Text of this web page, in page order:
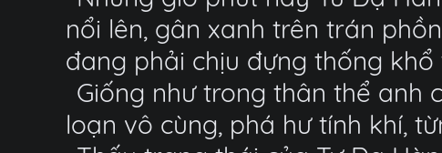
nổi lên, gân xanh trên trán
đang phải chịu đựng thống khổ
Giống như trong thân thể anh
loạn vô cùng, phá hư tính khí,